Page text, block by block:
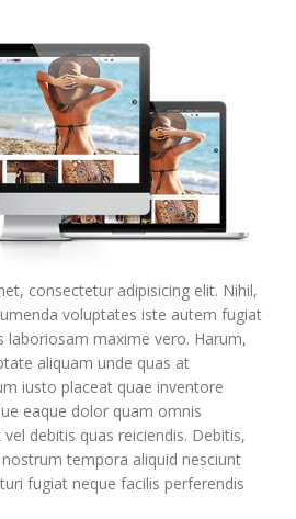
consectetur adipisicing elit. Nihil,
voluptates iste autem fugiat
laboriosam maxime vero. Harum,
aliquam unde quas at
iusto placeat quae inventore
eaque dolor quam omnis
debitis quas reiciendis. Debitis,
tempora aliquid nesciunt
fugiat neque facilis perferendis